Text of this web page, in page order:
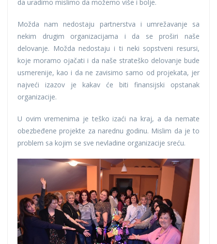
da uradimo mislimo da možemo više i bolje.
Možda nam nedostaju partnerstva i umrežavanje sa
nekim drugim organizacijama i da se proširi naše
delovanje. Možda nedostaju i ti neki sopstveni resursi,
koje moramo ojačati i da naše strateško delovanje bude
usmerenije, kao i da ne zavisimo samo od projekata, jer
najveći izazov je kakav će biti finansijski opstanak
organizacije.
U ovim vremenima je teško izaći na kraj, a da nemate
obezbeđene projekte za narednu godinu. Mislim da je to
problem sa kojim se sve nevladine organizacije sreću.